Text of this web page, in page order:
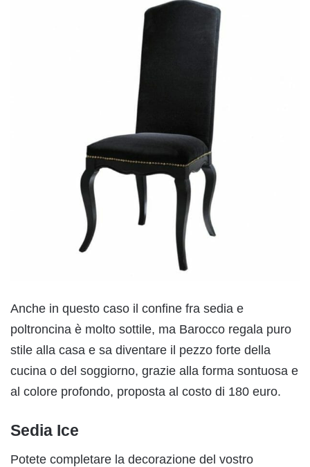
Anche in questo caso il confine fra sedia e
poltroncina è molto sottile, ma Barocco regala puro
stile alla casa e sa diventare il pezzo forte della
cucina o del soggiorno, grazie alla forma sontuosa e
al colore profondo, proposta al costo di 180 euro.
Sedia Ice
Potete completare la decorazione del vostro